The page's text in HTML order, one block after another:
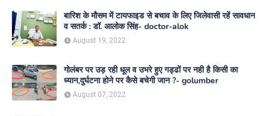
बारिश के मौसम में टायफाइड से बचाव के लिए जिलेवासी रहें सावधान
व सतर्क : डॉ. आलोक सिंह- doctor-alok
August 19, 2022
गोलंबर पर उड़ रही धूल व उभरे हुए गड्ढों पर नही है किसी का
ध्यान,दुर्घटना होने पर कैसे बचेगी जान ?- golumber
August 07, 2022